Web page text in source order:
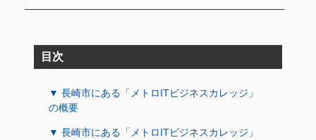
目次
▼ 長崎市にある「メトロITビジネスカレッジ」
の概要
▼ 長崎市にある「メトロITビジネスカレッジ」